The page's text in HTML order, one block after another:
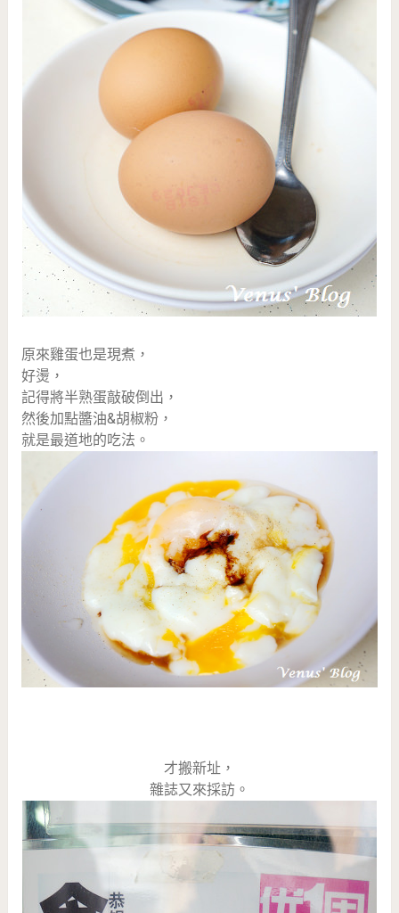
原來雞蛋也是現煮，
好燙，
記得將半熟蛋敲破倒出，
然後加點醬油&胡椒粉，
就是最道地的吃法。
才搬新址，
雜誌又來採訪。